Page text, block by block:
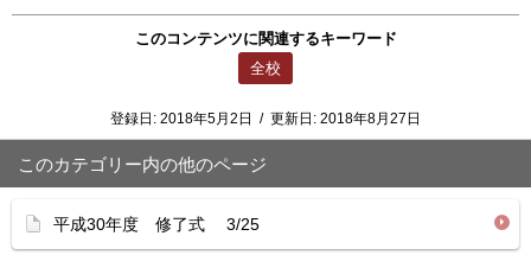
このコンテンツに関連するキーワード
全校
登録日: 2018年5月2日 / 更新日: 2018年8月27日
このカテゴリー内の他のページ
平成30年度 修了式 3/25